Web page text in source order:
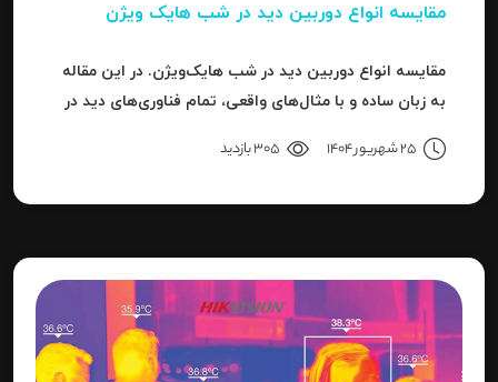
مقایسه انواع دوربین دید در شب هایک‌ ویژن
مقایسه انواع دوربین دید در شب هایک‌ویژن. در این مقاله
به زبان ساده و با مثال‌های واقعی، تمام فناوری‌های دید در
25 شهریور 1404 305 بازدید